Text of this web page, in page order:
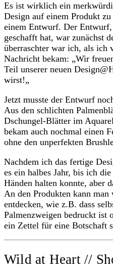
Es ist wirklich ein
Design auf einem Produkt
einem Entwurf. Der
geschafft hat, war zunächst
überraschter war ich, als ich
Nachricht bekam: „Wir f
Teil unserer neuen
wirst!„
Jetzt musste der Entwurf
Aus den schlichten
Dschungel-Blätter im
bekam auch nochmal einen
ohne den unperfekten
Nachdem ich das fertige
es ein halbes Jahr, bis ich
Händen halten konnte, aber
An den Produkten kann
entdecken, wie z.B. dass
Palmenzweigen bedruckt ist
ein Zettel für eine Botschaft
Wild at Heart //